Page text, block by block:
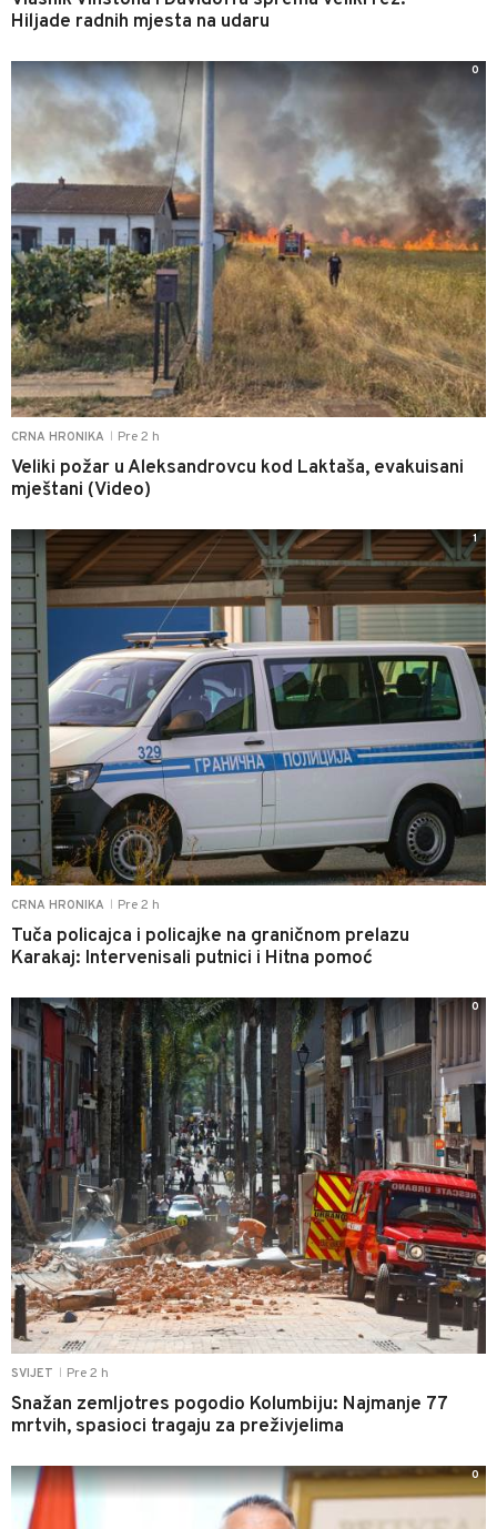
Hiljade radnih mjesta na udaru
CRNA HRONIKA Pre 2 h
Veliki požar u Aleksandrovcu kod Laktaša, evakuisani
mještani (Video)
0
CRNA HRONIKA Pre 2 h
Tuča policajca i policajke na graničnom prelazu
Karakaj: Intervenisali putnici i Hitna pomoć
1
SVIJET Pre 2 h
Snažan zemljotres pogodio Kolumbiju: Najmanje 77
mrtvih, spasioci tragaju za preživjelima
0
0